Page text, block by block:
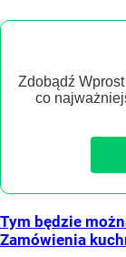
Zdobądź
co
Tym będzie
Zamówienia